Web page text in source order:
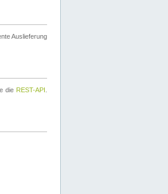
Auslieferung
die REST-API